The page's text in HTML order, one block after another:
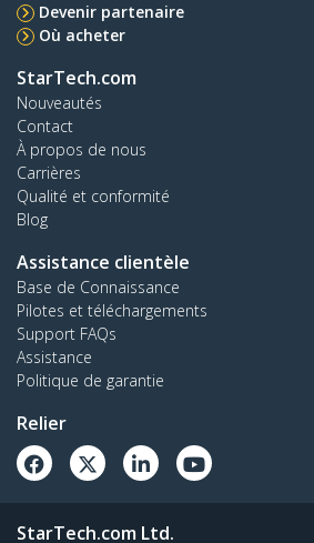
Devenir partenaire
Où acheter
StarTech.com
Nouveautés
Contact
À propos de nous
Carrières
Qualité et conformité
Blog
Assistance clientèle
Base de Connaissance
Pilotes et téléchargements
Support FAQs
Assistance
Politique de garantie
Relier
StarTech.com Ltd.